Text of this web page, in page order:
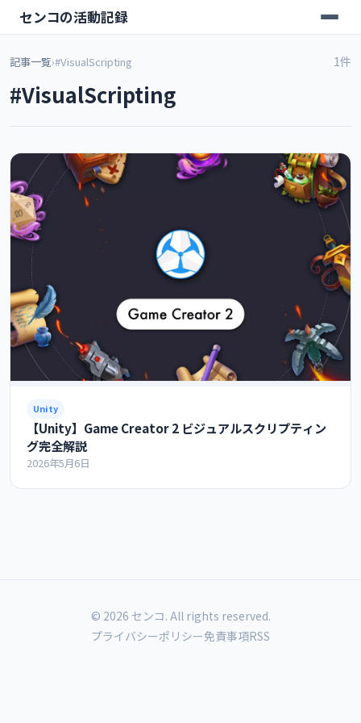
センコの活動記録
記事一覧›#VisualScripting
#VisualScripting
1件
Unity
【Unity】Game Creator 2 ビジュアルスクリプティン
グ完全解説
2026年5月6日
© 2026 センコ. All rights reserved.
プライバシーポリシー免責事項RSS